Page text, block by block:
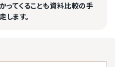
ってくることも資料比較の手
します。